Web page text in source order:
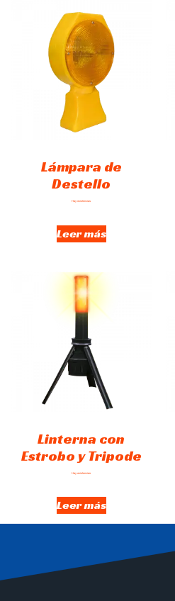
Lámpara de
Destello
Hay existencias
Leer más
Linterna con
Estrobo y Tripode
Hay existencias
Leer más